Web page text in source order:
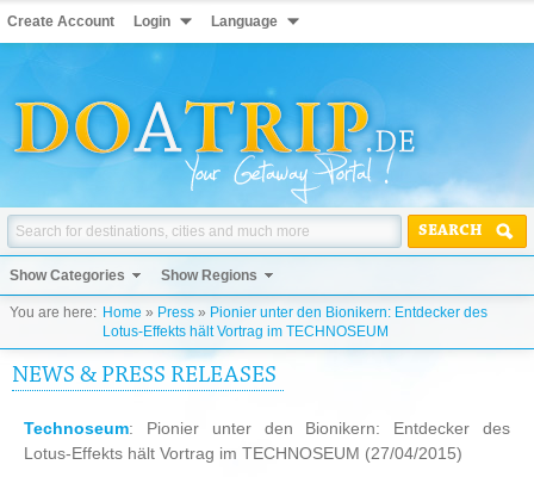
Create Account Login Language
SEARCH
Show Categories Show Regions
You are here: Home » Press » Pionier unter den Bionikern: Entdecker des
Lotus-Effekts hält Vortrag im TECHNOSEUM
NEWS & PRESS RELEASES
Technoseum: Pionier unter den Bionikern: Entdecker des
Lotus-Effekts hält Vortrag im TECHNOSEUM (27/04/2015)